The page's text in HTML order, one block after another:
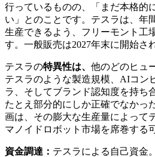
行っているものの、「まだ本格的
い」とのことです。テスラは、年
生産できるよう、フリーモント工
す。一般販売は2027年末に開始さ
テスラの特異性は、 他のどのヒュ
テスラのような製造規模、AIコン
ラ、そしてブランド認知度を持ち
たとえ部分的にしか正確でなかっ
画は、その膨大な生産量によって
マノイドロボット市場を席巻する
資金調達： テスラによる自己資金